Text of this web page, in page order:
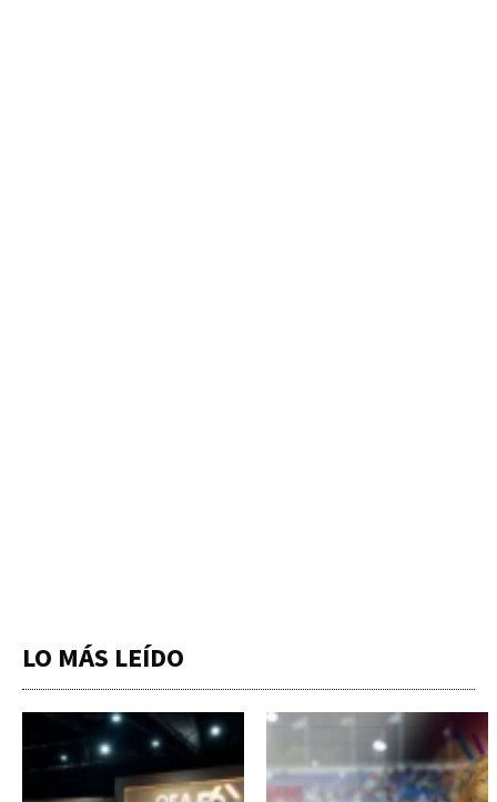
LO MÁS LEÍDO